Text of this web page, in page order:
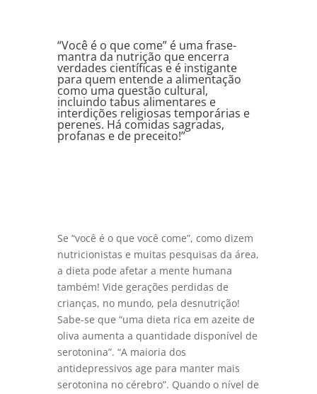
“Você é o que come” é uma frase-
mantra da nutrição que encerra
verdades científicas e é instigante
para quem entende a alimentação
como uma questão cultural,
incluindo tabus alimentares e
interdições religiosas temporárias e
perenes. Há comidas sagradas,
profanas e de preceito!”
Se “você é o que você come”, como dizem
nutricionistas e muitas pesquisas da área,
a dieta pode afetar a mente humana
também! Vide gerações perdidas de
crianças, no mundo, pela desnutrição!
Sabe-se que “uma dieta rica em azeite de
oliva aumenta a quantidade disponível de
serotonina”. “A maioria dos
antidepressivos age para manter mais
serotonina no cérebro”. Quando o nível de